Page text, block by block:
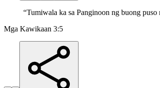
“Tumiwala ka sa Panginoon ng buong
Mga Kawikaan 3:5